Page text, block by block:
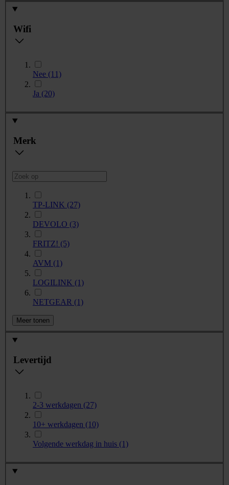
Wifi
Nee (11)
Ja (20)
Merk
TP-LINK (27)
DEVOLO (3)
FRITZ! (5)
AVM (1)
LOGILINK (1)
NETGEAR (1)
Meer tonen
Levertijd
2-3 werkdagen (27)
10+ werkdagen (10)
Volgende werkdag in huis (1)